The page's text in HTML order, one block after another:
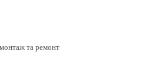
та ремонт